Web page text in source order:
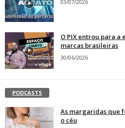
03/07/2026
O PIX entrou para a
marcas brasileiras
30/06/2026
PODCASTS
As margaridas que
o céu